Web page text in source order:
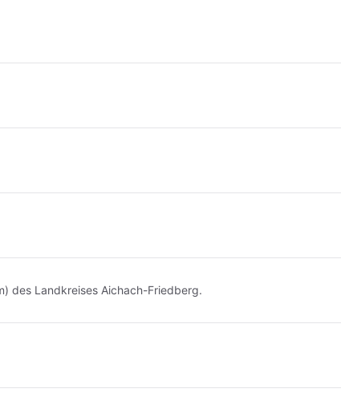
des Landkreises Aichach-Friedberg.